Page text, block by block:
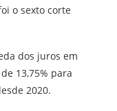
o sexto corte
dos juros em
13,75% para
2020.